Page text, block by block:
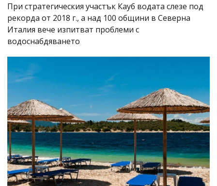
При стратегическия участък Кауб водата слезе под
рекорда от 2018 г., а над 100 общини в Северна
Италия вече изпитват проблеми с
водоснабдяването